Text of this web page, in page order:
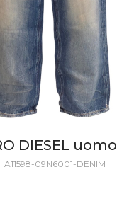
DIESEL uomo
A11598-09N6001-DENIM